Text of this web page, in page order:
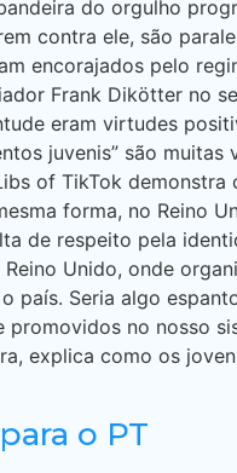
do orgulho
contra ele, são
encorajados pelo
Frank Dikötter no
eram virtudes
juvenis” são muitas
of TikTok
forma, no Reino
de respeito pela
Unido, onde
país. Seria algo
no nosso
explica como os
o PT